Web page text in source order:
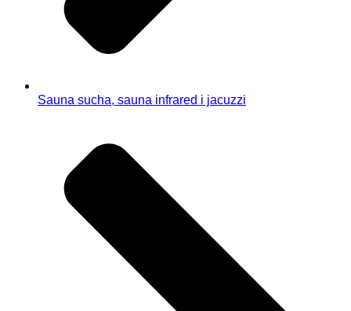
Sauna sucha, sauna infrared i jacuzzi